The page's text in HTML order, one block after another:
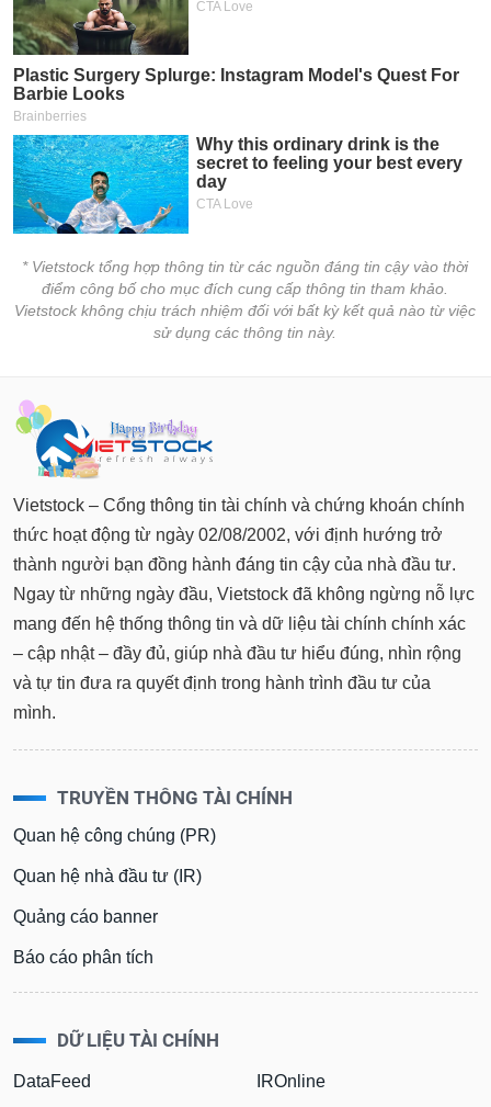
* Vietstock tổng hợp thông tin từ các nguồn đáng tin cậy vào thời
điểm công bố cho mục đích cung cấp thông tin tham khảo.
Vietstock không chịu trách nhiệm đối với bất kỳ kết quả nào từ việc
sử dụng các thông tin này.
Vietstock – Cổng thông tin tài chính và chứng khoán chính
thức hoạt động từ ngày 02/08/2002, với định hướng trở
thành người bạn đồng hành đáng tin cậy của nhà đầu tư.
Ngay từ những ngày đầu, Vietstock đã không ngừng nỗ lực
mang đến hệ thống thông tin và dữ liệu tài chính chính xác
– cập nhật – đầy đủ, giúp nhà đầu tư hiểu đúng, nhìn rộng
và tự tin đưa ra quyết định trong hành trình đầu tư của
mình.
TRUYỀN THÔNG TÀI CHÍNH
Quan hệ công chúng (PR)
Quan hệ nhà đầu tư (IR)
Quảng cáo banner
Báo cáo phân tích
DỮ LIỆU TÀI CHÍNH
DataFeed
IROnline